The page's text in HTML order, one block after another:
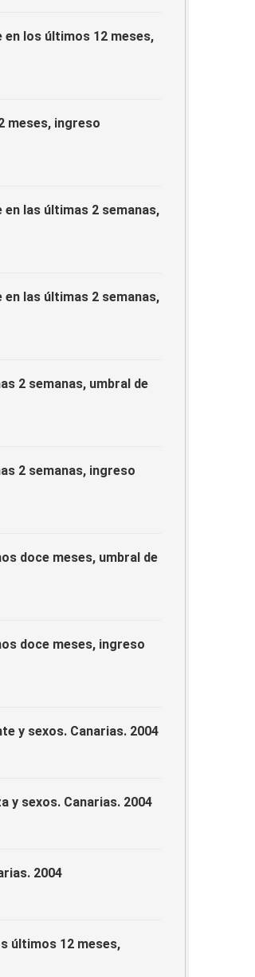
en los últimos 12 meses,
meses, ingreso
las últimas 2 semanas,
las últimas 2 semanas,
2 semanas, umbral de
2 semanas, ingreso
doce meses, umbral de
doce meses, ingreso
y sexos. Canarias. 2004
y sexos. Canarias. 2004
2004
últimos 12 meses,